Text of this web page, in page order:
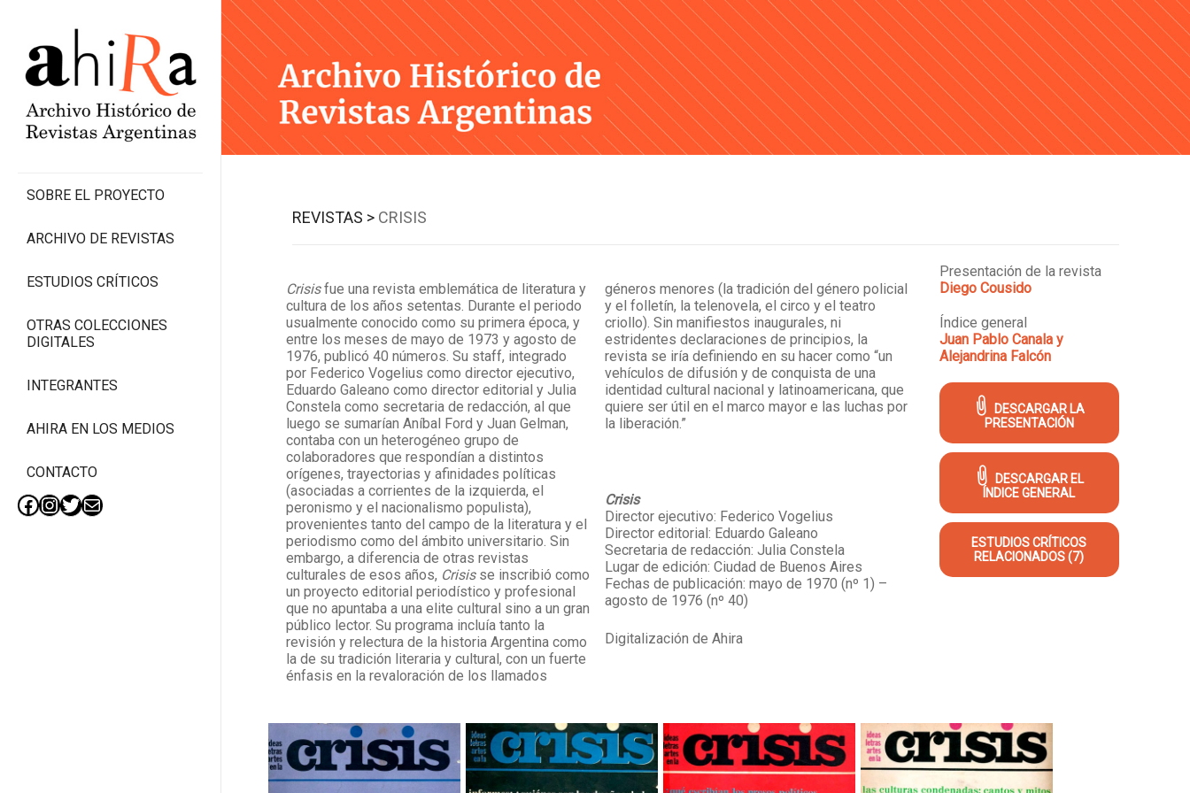
Skip
to
content
SOBRE EL PROYECTO
ARCHIVO DE REVISTAS
ESTUDIOS CRÍTICOS
OTRAS COLECCIONES
DIGITALES
INTEGRANTES
AHIRA EN LOS MEDIOS
CONTACTO
Facebook
Instagram
Twitter
Mail
REVISTAS > CRISIS
Crisisfue una revista emblemática de literatura y
cultura de los años setentas. Durante el periodo
usualmente conocido como su primera época, y
entre los meses de mayo de 1973 y agosto de
1976, publicó 40 números. Su staff, integrado
por Federico Vogelius como director ejecutivo,
Eduardo Galeano como director editorial y Julia
Constela como secretaria de redacción, al que
luego se sumarían Aníbal Ford y Juan Gelman,
contaba con un heterogéneo grupo de
colaboradores que respondían a distintos
orígenes, trayectorias y afinidades políticas
(asociadas a corrientes de la izquierda, el
peronismo y el nacionalismo populista),
provenientes tanto del campo de la literatura y el
periodismo como del ámbito universitario. Sin
embargo, a diferencia de otras revistas
culturales de esos años, Crisis se inscribió como
un proyecto editorial periodístico y profesional
que no apuntaba a una elite cultural sino a un gran
público lector. Su programa incluía tanto la
revisión y relectura de la historia Argentina como
la de su tradición literaria y cultural, con un fuerte
énfasis en la revaloración de los llamados
géneros menores (la tradición del género policial
y el folletín, la telenovela, el circo y el teatro
criollo). Sin manifiestos inaugurales, ni
estridentes declaraciones de principios, la
revista se iría definiendo en su hacer como “un
vehículos de difusión y de conquista de una
identidad cultural nacional y latinoamericana, que
quiere ser útil en el marco mayor e las luchas por
la liberación.”
Crisis
Director ejecutivo: Federico Vogelius
Director editorial: Eduardo Galeano
Secretaria de redacción: Julia Constela
Lugar de edición: Ciudad de Buenos Aires
Fechas de publicación: mayo de 1970 (nº 1) –
agosto de 1976 (nº 40)
Digitalización de Ahira
Presentación de la revista
Diego Cousido
Índice general
Juan Pablo Canala y
Alejandrina Falcón
DESCARGAR LA
PRESENTACIÓN
DESCARGAR EL
ÍNDICE GENERAL
ESTUDIOS CRÍTICOS
RELACIONADOS (7)